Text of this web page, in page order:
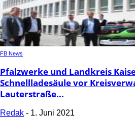
FB News
Pfalzwerke und Landkreis
Schnellladesäule vor
Lauterstraße...
Redak - 1. Juni 2021